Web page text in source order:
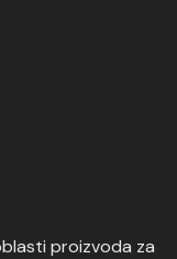
proizvoda za